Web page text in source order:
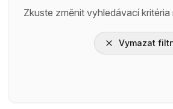
Zkuste změnit vyhledávací
Vymazat